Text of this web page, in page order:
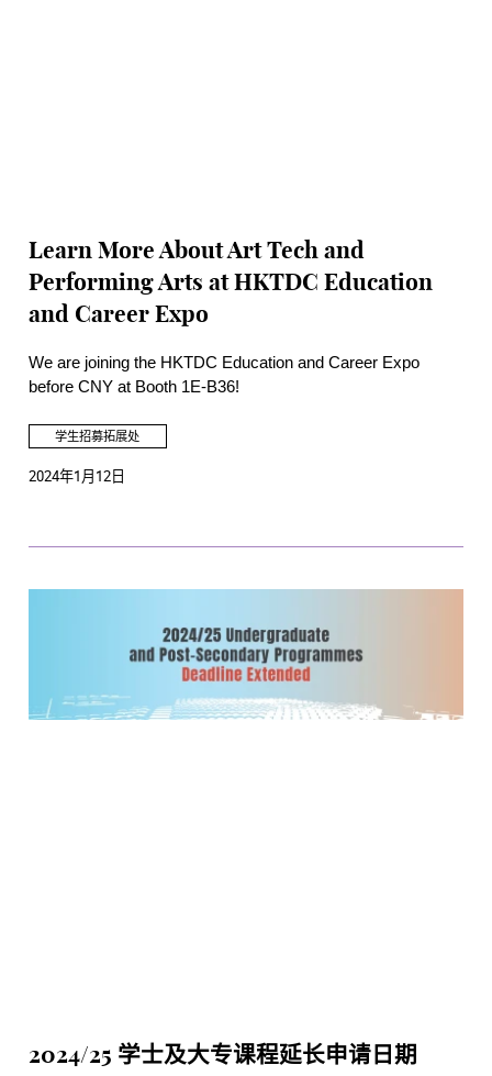
Learn More About Art Tech and
Performing Arts at HKTDC Education
and Career Expo
We are joining the HKTDC Education and Career Expo
before CNY at Booth 1E-B36!
学生招募拓展处
2024年1月12日
2024/25 学士及大专课程延长申请日期